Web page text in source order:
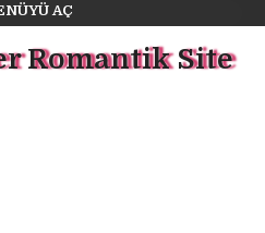
AÇ
Romantik Site